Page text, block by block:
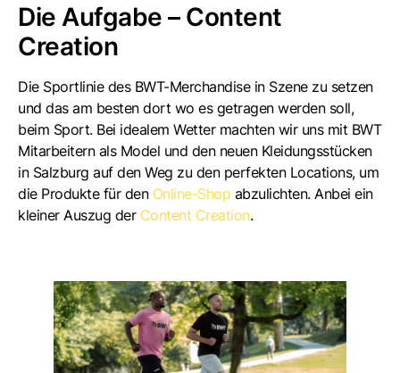
Die Aufgabe – Content
Creation
Die Sportlinie des BWT-Merchandise in Szene zu setzen
und das am besten dort wo es getragen werden soll,
beim Sport. Bei idealem Wetter machten wir uns mit BWT
Mitarbeitern als Model und den neuen Kleidungsstücken
in Salzburg auf den Weg zu den perfekten Locations, um
die Produkte für den Online-Shop abzulichten. Anbei ein
kleiner Auszug der Content Creation.